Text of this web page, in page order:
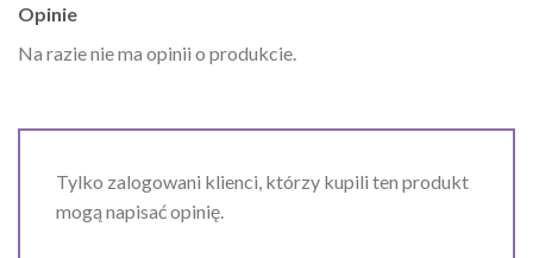
Opinie
Na razie nie ma opinii o produkcie.
Tylko zalogowani klienci, którzy kupili ten produkt
mogą napisać opinię.